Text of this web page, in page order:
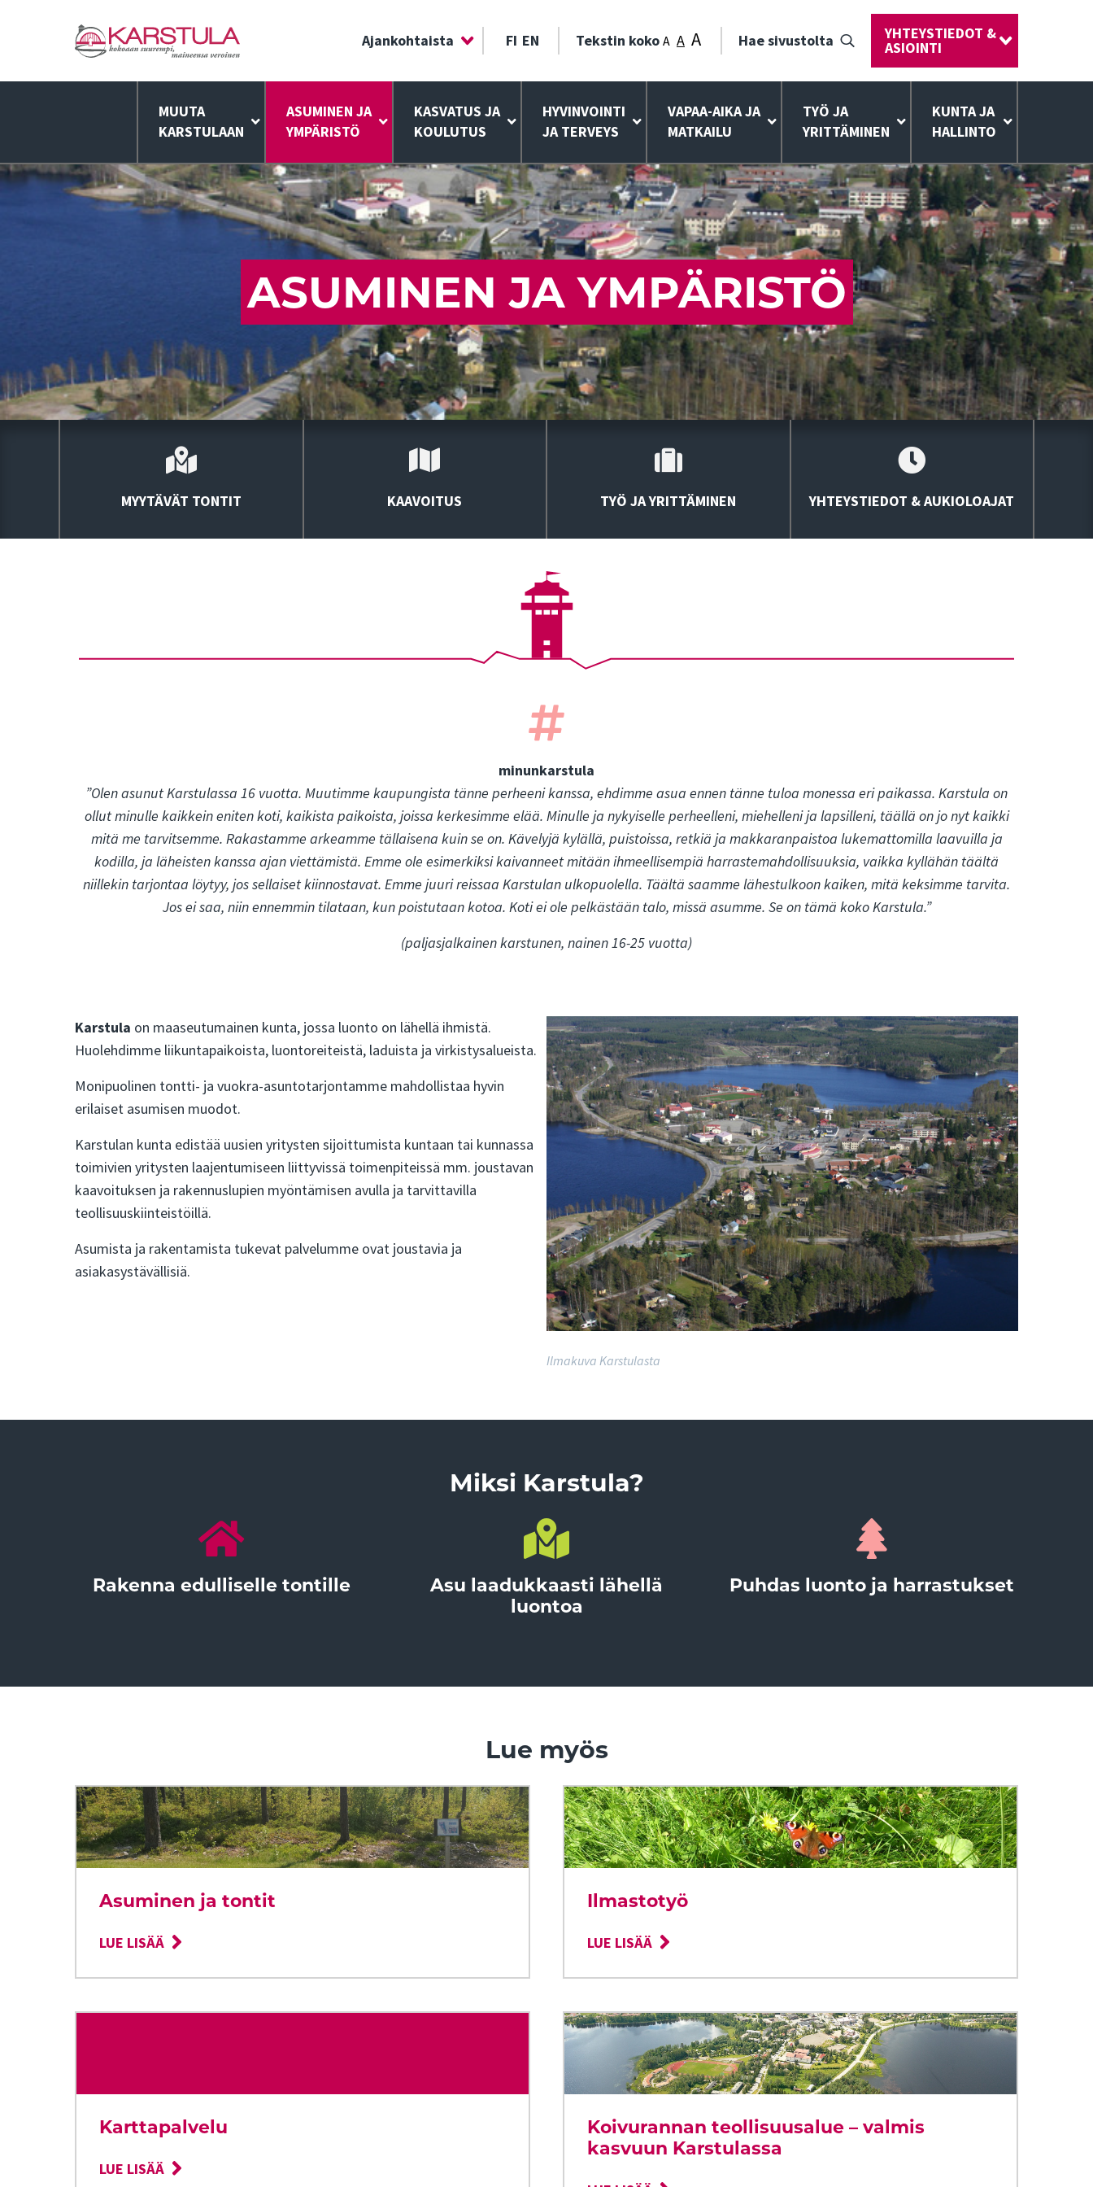
Ajankohtaista FI EN Tekstin kokoA A A Hae sivustolta YHTEYSTIEDOT &
ASIOINTI
MUUTA
KARSTULAAN
ASUMINEN JA
YMPÄRISTÖ
KASVATUS JA
KOULUTUS
HYVINVOINTI
JA TERVEYS
VAPAA-AIKA JA
MATKAILU
TYÖ JA
YRITTÄMINEN
KUNTA JA
HALLINTO
ASUMINEN JA YMPÄRISTÖ
MYYTÄVÄT TONTIT KAAVOITUS TYÖ JA YRITTÄMINEN YHTEYSTIEDOT & AUKIOLOAJAT
minunkarstula
”Olen asunut Karstulassa 16 vuotta. Muutimme kaupungista tänne perheeni kanssa, ehdimme asua ennen tänne tuloa monessa eri paikassa. Karstula on
ollut minulle kaikkein eniten koti, kaikista paikoista, joissa kerkesimme elää. Minulle ja nykyiselle perheelleni, miehelleni ja lapsilleni, täällä on jo nyt kaikki
mitä me tarvitsemme. Rakastamme arkeamme tällaisena kuin se on. Kävelyjä kylällä, puistoissa, retkiä ja makkaranpaistoa lukemattomilla laavuilla ja
kodilla, ja läheisten kanssa ajan viettämistä. Emme ole esimerkiksi kaivanneet mitään ihmeellisempiä harrastemahdollisuuksia, vaikka kyllähän täältä
niillekin tarjontaa löytyy, jos sellaiset kiinnostavat. Emme juuri reissaa Karstulan ulkopuolella. Täältä saamme lähestulkoon kaiken, mitä keksimme tarvita.
Jos ei saa, niin ennemmin tilataan, kun poistutaan kotoa. Koti ei ole pelkästään talo, missä asumme. Se on tämä koko Karstula.”
(paljasjalkainen karstunen, nainen 16-25 vuotta)
Karstula on maaseutumainen kunta, jossa luonto on lähellä ihmistä.
Huolehdimme liikuntapaikoista, luontoreiteistä, laduista ja virkistysalueista.
Monipuolinen tontti- ja vuokra-asuntotarjontamme mahdollistaa hyvin
erilaiset asumisen muodot.
Karstulan kunta edistää uusien yritysten sijoittumista kuntaan tai kunnassa
toimivien yritysten laajentumiseen liittyvissä toimenpiteissä mm. joustavan
kaavoituksen ja rakennuslupien myöntämisen avulla ja tarvittavilla
teollisuuskiinteistöillä.
Asumista ja rakentamista tukevat palvelumme ovat joustavia ja
asiakasystävällisiä.
Ilmakuva Karstulasta
Miksi Karstula?
Rakenna edulliselle tontille
Asu laadukkaasti lähellä
luontoa
Puhdas luonto ja harrastukset
Lue myös
Asuminen ja tontit
LUE LISÄÄ
Ilmastotyö
LUE LISÄÄ
Karttapalvelu
LUE LISÄÄ
Koivurannan teollisuusalue – valmis
kasvuun Karstulassa